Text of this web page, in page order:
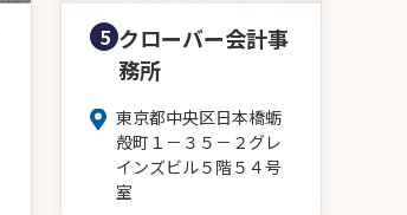
5 クローバー会計事
務所
東京都中央区日本橋蛎
殻町１－３５－２グレ
インズビル５階５４号
室